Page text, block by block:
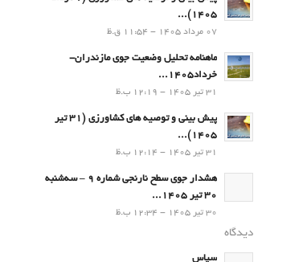
۱۴۰۵)...
07 مرداد 1405 - 11:54 ق.ظ
ماهنامه تحلیل وضعیت جوی مازندران-
خرداد1405...
31 تیر 1405 - 12:19 ب.ظ
پیش بینی و توصیه های کشاورزی (31 تیر
۱۴۰۵)...
31 تیر 1405 - 12:14 ب.ظ
هشدار جوی سطح نارنجی شماره 9 – سه‌شنبه
30 تیر 1405...
30 تیر 1405 - 12:34 ب.ظ
دیدگاه
سپاس